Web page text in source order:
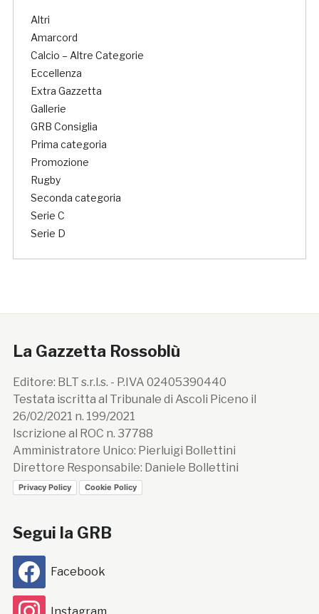
Altri
Amarcord
Calcio – Altre Categorie
Eccellenza
Extra Gazzetta
Gallerie
GRB Consiglia
Prima categoria
Promozione
Rugby
Seconda categoria
Serie C
Serie D
La Gazzetta Rossoblù
Editore: BLT s.r.l.s. - P.IVA 02405390440
Testata iscritta al Tribunale di Ascoli Piceno il
26/02/2021 n. 199/2021
Iscrizione al ROC n. 37788
Amministratore Unico: Pierluigi Bollettini
Direttore Responsabile: Daniele Bollettini
Privacy Policy Cookie Policy
Segui la GRB
Facebook
Instagram